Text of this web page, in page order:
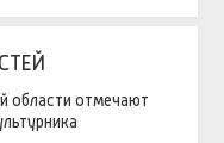
области отмечают